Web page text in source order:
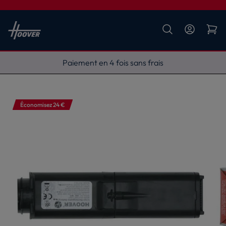
Livraison gratuite
Économisez 24 €